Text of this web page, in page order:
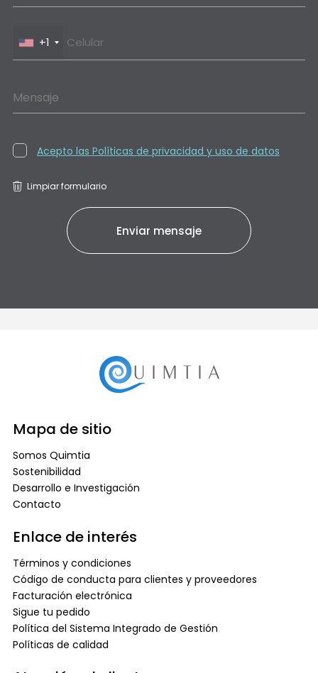
+1
Mensaje
Acepto las Políticas de privacidad y uso de datos
Limpiar formulario
Mapa de sitio
Somos Quimtia
Sostenibilidad
Desarrollo e Investigación
Contacto
Enlace de interés
Términos y condiciones
Código de conducta para clientes y proveedores
Facturación electrónica
Sigue tu pedido
Política del Sistema Integrado de Gestión
Políticas de calidad